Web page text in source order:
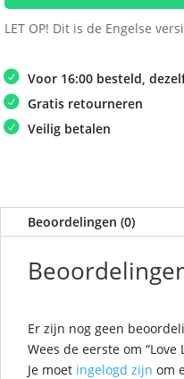
LET OP! Dit is de Engelse
Voor 16:00 besteld,
Gratis retourneren
Veilig betalen
Beoordelingen (0)
Er zijn nog geen
Wees de eerste om
Je moet ingelogd zijn om